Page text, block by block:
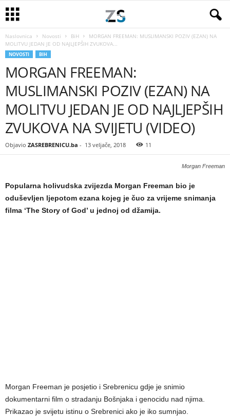
Naslovnica Novosti BiH
MORGAN FREEMAN: MUSLIMANSKI POZIV (EZAN) NA
MOLITVU JEDAN JE OD NAJLJEPŠIH ZVUKOVA...
NOVOSTI BIH
MORGAN FREEMAN:
MUSLIMANSKI POZIV (EZAN) NA
MOLITVU JEDAN JE OD NAJLJEPŠIH
ZVUKOVA NA SVIJETU (VIDEO)
Objavio ZASREBRENICU.ba - 13 veljače, 2018 11
Morgan Freeman
Popularna holivudska zvijezda Morgan Freeman bio je
oduševljen ljepotom ezana kojeg je čuo za vrijeme snimanja
filma ‘The Story of God’ u jednoj od džamija.
Morgan Freeman je posjetio i Srebrenicu gdje je snimio
dokumentarni film o stradanju Bošnjaka i genocidu nad njima.
Prikazao je svijetu istinu o Srebrenici ako je iko sumnjao.